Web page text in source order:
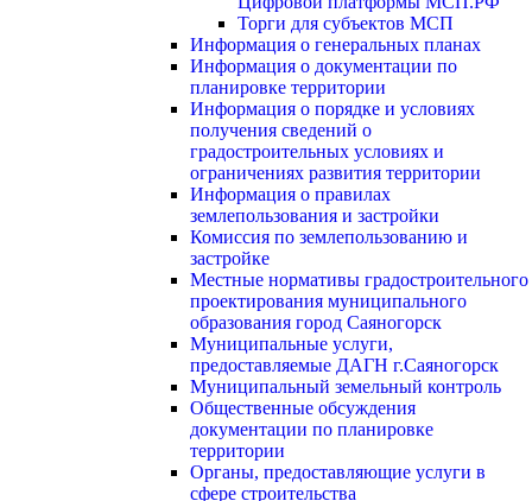
Торги для субъектов МСП
Информация о генеральных планах
Информация о документации по
планировке территории
Информация о порядке и условиях
получения сведений о
градостроительных условиях и
ограничениях развития территории
Информация о правилах
землепользования и застройки
Комиссия по землепользованию и
застройке
Местные нормативы градостроительного
проектирования муниципального
образования город Саяногорск
Муниципальные услуги,
предоставляемые ДАГН г.Саяногорск
Муниципальный земельный контроль
Общественные обсуждения
документации по планировке
территории
Органы, предоставляющие услуги в
сфере строительства